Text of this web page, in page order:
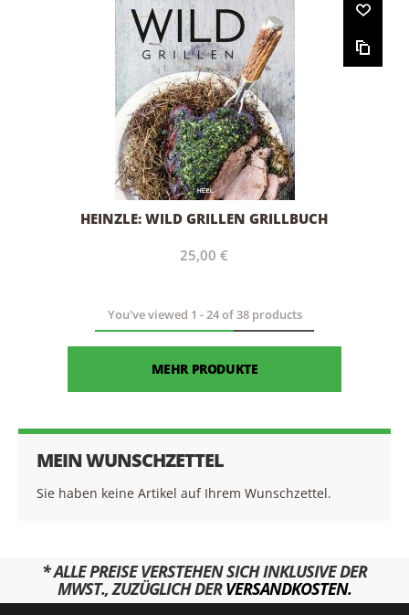
HEINZLE: WILD GRILLEN GRILLBUCH
25,00 €
You've viewed 1 -24of38products
MEHR PRODUKTE
MEIN WUNSCHZETTEL
Sie haben keine Artikel auf Ihrem Wunschzettel.
* ALLE PREISE VERSTEHEN SICH INKLUSIVE DER
MWST., ZUZÜGLICH DERVERSANDKOSTEN.